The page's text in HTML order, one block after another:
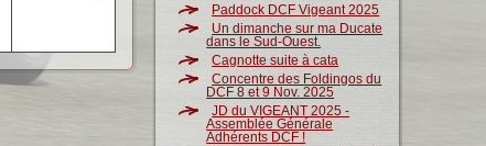
Paddock DCF Vigeant 2025
Un dimanche sur ma Ducate
dans le Sud-Ouest.
Cagnotte suite à cata
Concentre des Foldingos du
DCF 8 et 9 Nov. 2025
JD du VIGEANT 2025 -
Assemblée Générale
Adhérents DCF !